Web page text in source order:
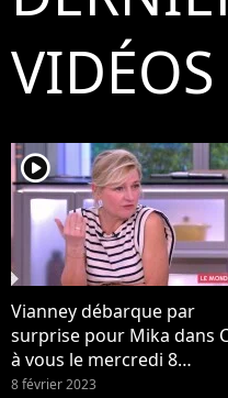
VIDÉOS
player2
Vianney débarque par
surprise pour Mika dans
à vous le mercredi 8
février 2023 sur France 5...
8 février 2023